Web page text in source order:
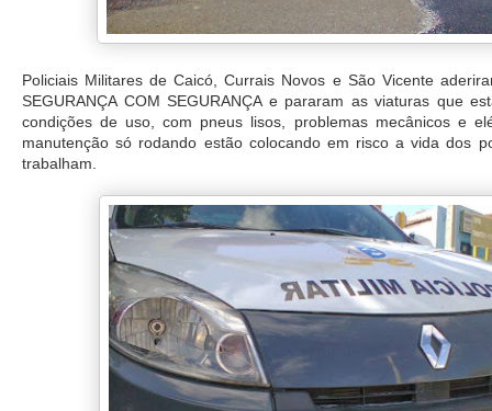
Policiais Militares de Caicó, Currais Novos e São Vicente
SEGURANÇA COM SEGURANÇA e pararam as viaturas que
condições de uso, com pneus lisos, problemas mecânicos e
manutenção só rodando estão colocando em risco a vida dos
trabalham.